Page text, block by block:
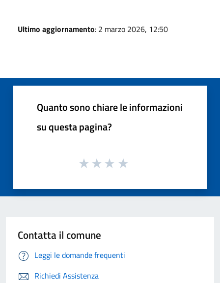
Ultimo aggiornamento: 2 marzo 2026, 12:50
Quanto sono chiare le informazioni
su questa pagina?
Contatta il comune
Leggi le domande frequenti
Richiedi Assistenza